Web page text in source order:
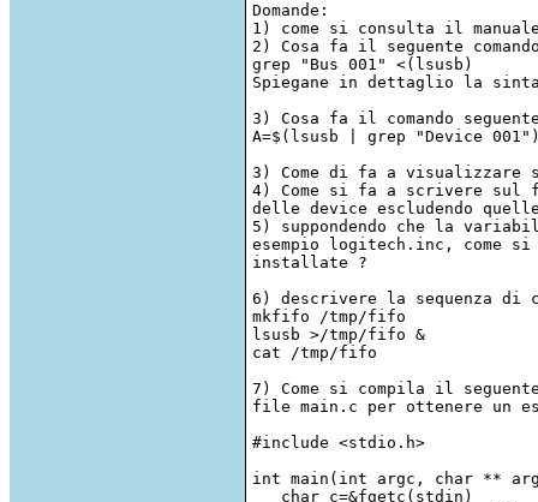
Domande:
1) come si consulta il
2) Cosa fa il seguente
grep "Bus 001" <(lsusb)
Spiegane in dettaglio la
3) Cosa fa il comando
A=$(lsusb | grep "Device
3) Come di fa a visualizzare
4) Come si fa a scrivere sul
delle device escludendo
5) suppondendo che la
esempio logitech.inc, come
installate ?
6) descrivere la sequenza di
mkfifo /tmp/fifo
lsusb >/tmp/fifo &
cat /tmp/fifo
7) Come si compila il
file main.c per ottenere un
#include <stdio.h>
int main(int argc, char **
   char c=&fgetc(stdin)